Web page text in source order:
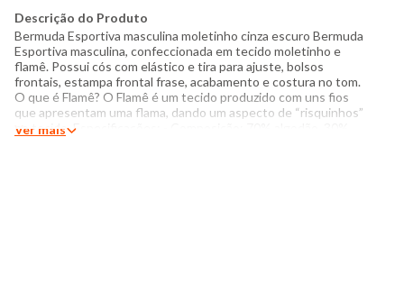
Descrição do Produto
Bermuda Esportiva masculina moletinho cinza escuro Bermuda
Esportiva masculina, confeccionada em tecido moletinho e
flamê. Possui cós com elástico e tira para ajuste, bolsos
frontais, estampa frontal frase, acabamento e costura no tom.
O que é Flamê? O Flamê é um tecido produzido com uns fios
que apresentam uma flama, dando um aspecto de “risquinhos”
no tecido. Especificações: - Composição: 70% algodão, 30%
Ver mais